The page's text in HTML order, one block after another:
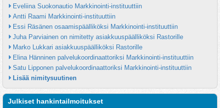
Eveliina Suokonautio Markkinointi-instituuttiin
Antti Raami Markkinointi-instituuttiin
Essi Räsänen osaamispäälliköksi Markkinointi-instituuttiin
Juha Parviainen on nimitetty asiakkuuspäälliköksi Rastorille
Marko Lukkari asiakkuuspäälliköksi Rastorille
Elina Hänninen palvelukoordinaattoriksi Markkinointi-instituuttiin
Satu Lipponen palvelukoordinaattoriksi Markkinointi-instituuttiin
Lisää nimitysuutinen
Julkiset hankintailmoitukset